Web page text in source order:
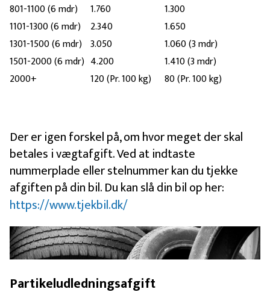
801-1100 (6 mdr)
1.760
1.300
1101-1300 (6 mdr)
2.340
1.650
1301-1500 (6 mdr) 3.050
1.060 (3 mdr)
1501-2000 (6 mdr) 4.200
1.410 (3 mdr)
2000+
120 (Pr. 100 kg) 80 (Pr. 100 kg)
Der er igen forskel på, om hvor meget der skal
betales i vægtafgift. Ved at indtaste
nummerplade eller stelnummer kan du tjekke
afgiften på din bil. Du kan slå din bil op her:
https://www.tjekbil.dk/
Partikeludledningsafgift